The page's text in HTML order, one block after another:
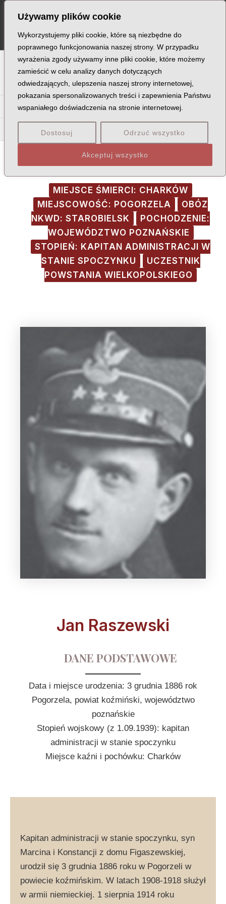
Używamy plików cookie
Wykorzystujemy pliki cookie, które są niezbędne do
poprawnego funkcjonowania naszej strony. W przypadku
wyrażenia zgody używamy inne pliki cookie, które możemy
zamieścić w celu analizy danych dotyczących
odwiedzających, ulepszenia naszej strony internetowej,
pokazania spersonalizowanych treści i zapewnienia Państwu
wspaniałego doświadczenia na stronie internetowej.
Dostosuj Odrzuć wszystko
Akceptuj wszystko
content
B C D E F G H I J K L Ł M
O P Q R S T U V W X Z
Ra Re Ri Ro Ru Ry Rz
Rac Rad Ral Rap
MIEJSCE ŚMIERCI: CHARKÓW
MIEJSCOWOŚĆ: POGORZELA
OBÓZ
NKWD: STAROBIELSK
POCHODZENIE:
WOJEWÓDZTWO POZNAŃSKIE
STOPIEŃ: KAPITAN ADMINISTRACJI W
STANIE SPOCZYNKU
UCZESTNIK
POWSTANIA WIELKOPOLSKIEGO
Jan Raszewski
DANE PODSTAWOWE
Data i miejsce urodzenia: 3 grudnia 1886 rok
Pogorzela, powiat koźmiński, województwo
poznańskie
Stopień wojskowy (z 1.09.1939): kapitan
administracji w stanie spoczynku
Miejsce kaźni i pochówku: Charków
Kapitan administracji w stanie spoczynku, syn
Marcina i Konstancji z domu Figaszewskiej,
urodził się 3 grudnia 1886 roku w Pogorzeli w
powiecie koźmińskim. W latach 1908-1918 służył
w armii niemieckiej. 1 sierpnia 1914 roku
navigation